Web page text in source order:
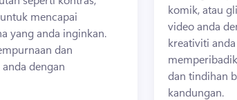
mencapai
dan
dengan
komik, atau
video anda
kreativiti
dan tindihan
kandungan.